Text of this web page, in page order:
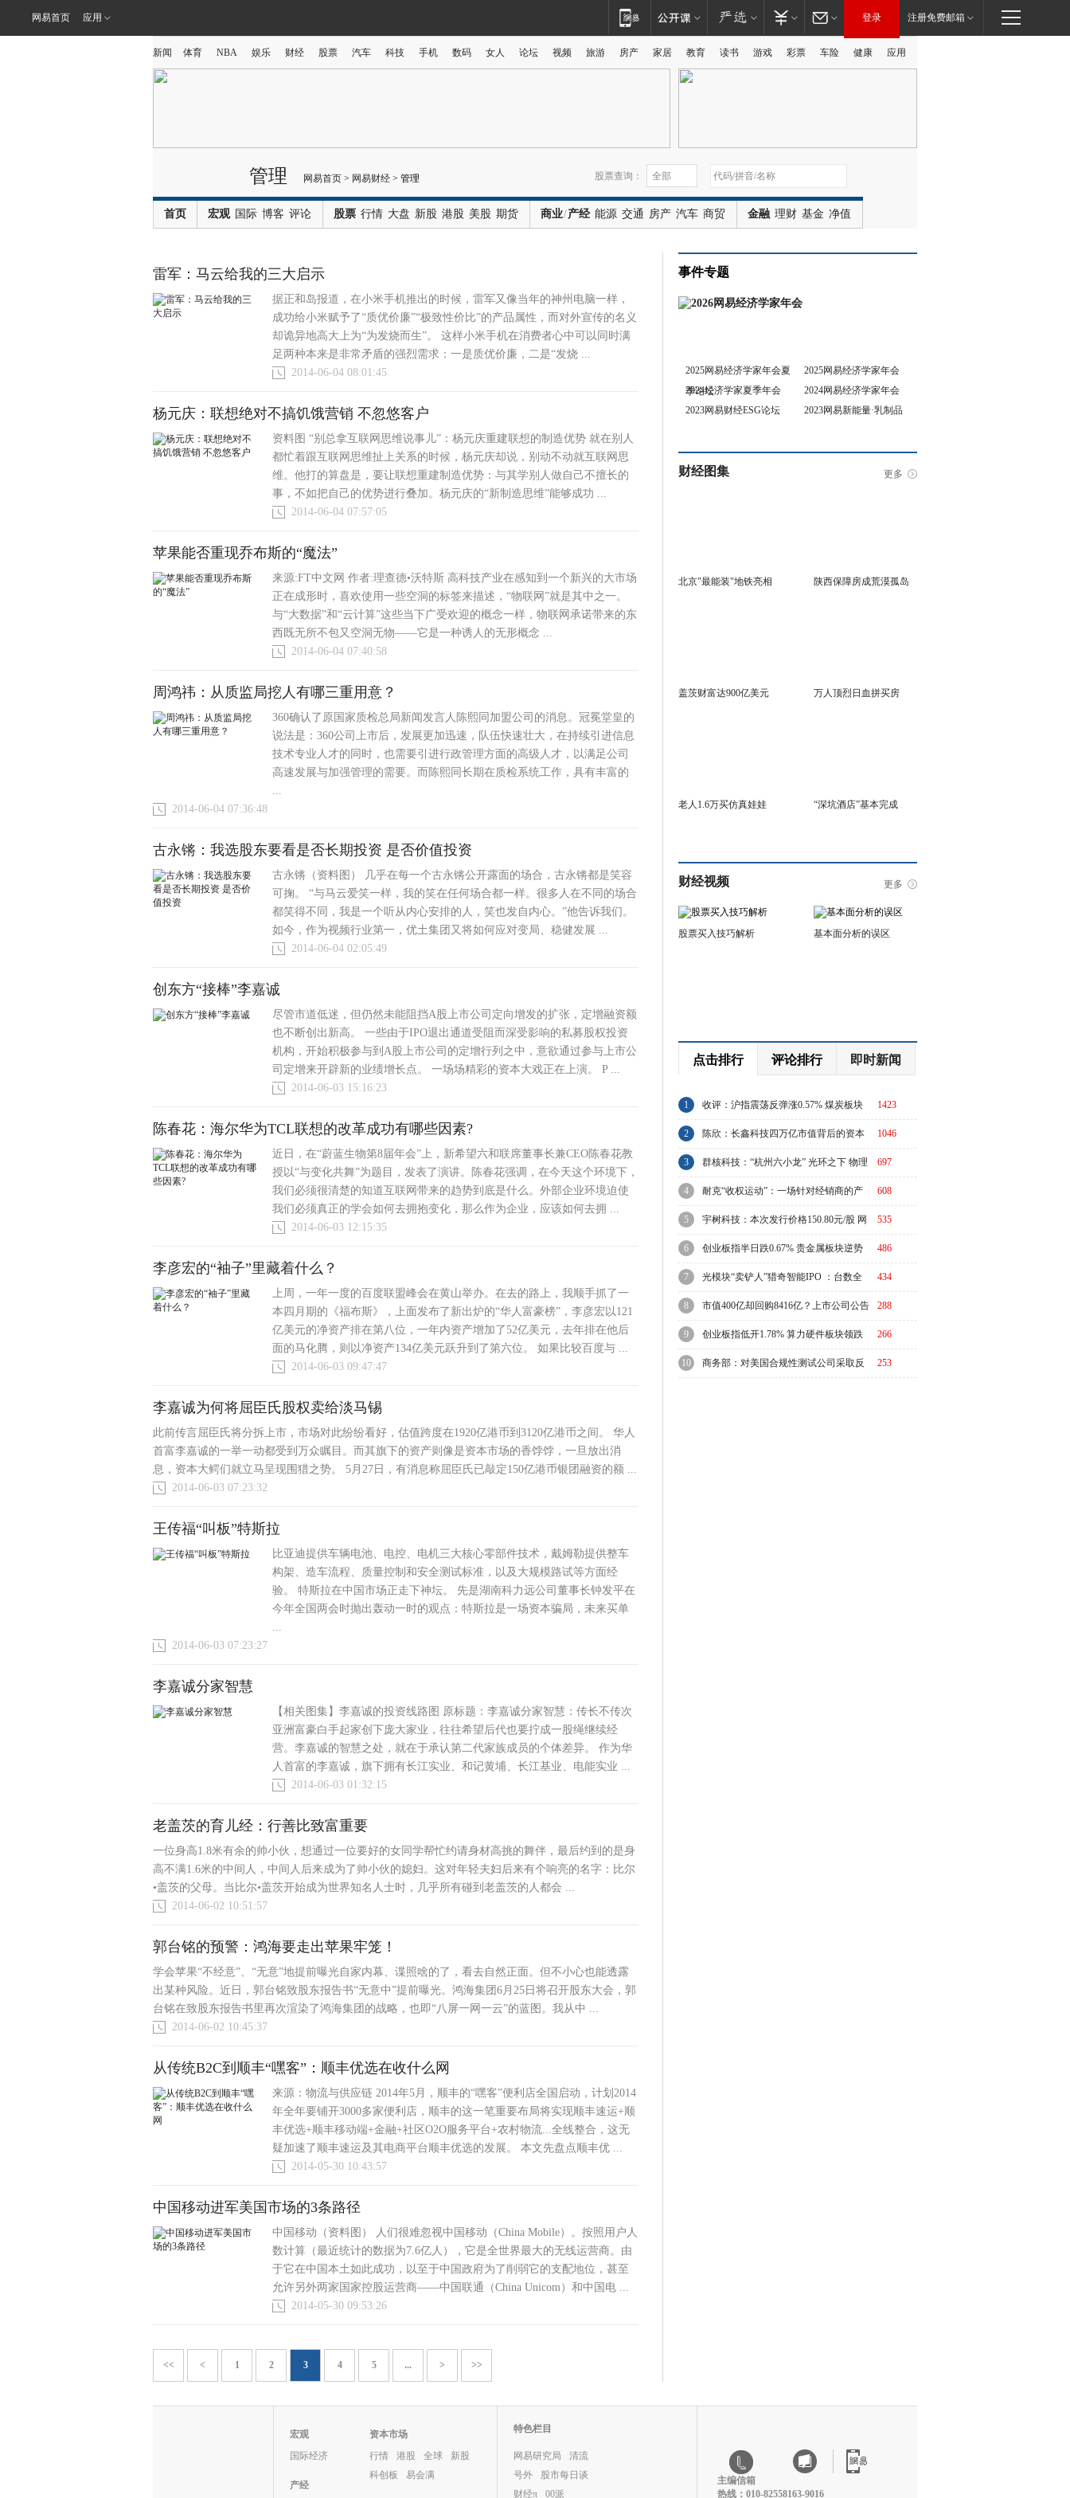
网易首页 应用 登录 注册免费邮箱
新闻 体育 NBA 娱乐 财经 股票 汽车 科技 手机 数码 女人 论坛 视频 旅游 房产 家居 教育 读书 游戏 彩票 车险 健康 应用
管理 网易首页 > 网易财经 > 管理 股票查询：
首页 宏观 国际 博客 评论 股票 行情 大盘 新股 港股 美股 期货 商业/产经 能源 交通 房产 汽车 商贸 金融 理财 基金 净值
雷军：马云给我的三大启示
据正和岛报道，在小米手机推出的时候，雷军又像当年的神州电脑一样，
成功给小米赋予了“质优价廉”“极致性价比”的产品属性，而对外宣传的名义
却诡异地高大上为“为发烧而生”。 这样小米手机在消费者心中可以同时满
足两种本来是非常矛盾的强烈需求：一是质优价廉，二是“发烧 ...
2014-06-04 08:01:45
杨元庆：联想绝对不搞饥饿营销 不忽悠客户
资料图 “别总拿互联网思维说事儿”：杨元庆重建联想的制造优势 就在别人
都忙着跟互联网思维扯上关系的时候，杨元庆却说，别动不动就互联网思
维。他打的算盘是，要让联想重建制造优势：与其学别人做自己不擅长的
事，不如把自己的优势进行叠加。杨元庆的“新制造思维”能够成功 ...
2014-06-04 07:57:05
苹果能否重现乔布斯的“魔法”
来源:FT中文网 作者:理查德•沃特斯 高科技产业在感知到一个新兴的大市场
正在成形时，喜欢使用一些空洞的标签来描述，“物联网”就是其中之一。
与“大数据”和“云计算”这些当下广受欢迎的概念一样，物联网承诺带来的东
西既无所不包又空洞无物——它是一种诱人的无形概念 ...
2014-06-04 07:40:58
周鸿祎：从质监局挖人有哪三重用意？
360确认了原国家质检总局新闻发言人陈熙同加盟公司的消息。冠冕堂皇的
说法是：360公司上市后，发展更加迅速，队伍快速壮大，在持续引进信息
技术专业人才的同时，也需要引进行政管理方面的高级人才，以满足公司
高速发展与加强管理的需要。而陈熙同长期在质检系统工作，具有丰富的
...
2014-06-04 07:36:48
古永锵：我选股东要看是否长期投资 是否价值投资
古永锵（资料图） 几乎在每一个古永锵公开露面的场合，古永锵都是笑容
可掬。 “与马云爱笑一样，我的笑在任何场合都一样。很多人在不同的场合
都笑得不同，我是一个听从内心安排的人，笑也发自内心。”他告诉我们。
如今，作为视频行业第一，优土集团又将如何应对变局、稳健发展 ...
2014-06-04 02:05:49
创东方“接棒”李嘉诚
尽管市道低迷，但仍然未能阻挡A股上市公司定向增发的扩张，定增融资额
也不断创出新高。 一些由于IPO退出通道受阻而深受影响的私募股权投资
机构，开始积极参与到A股上市公司的定增行列之中，意欲通过参与上市公
司定增来开辟新的业绩增长点。 一场场精彩的资本大戏正在上演。 P ...
2014-06-03 15:16:23
陈春花：海尔华为TCL联想的改革成功有哪些因素?
近日，在“蔚蓝生物第8届年会”上，新希望六和联席董事长兼CEO陈春花教
授以“与变化共舞”为题目，发表了演讲。陈春花强调，在今天这个环境下，
我们必须很清楚的知道互联网带来的趋势到底是什么。外部企业环境迫使
我们必须真正的学会如何去拥抱变化，那么作为企业，应该如何去拥 ...
2014-06-03 12:15:35
李彦宏的“袖子”里藏着什么？
上周，一年一度的百度联盟峰会在黄山举办。在去的路上，我顺手抓了一
本四月期的《福布斯》，上面发布了新出炉的“华人富豪榜”，李彦宏以121
亿美元的净资产排在第八位，一年内资产增加了52亿美元，去年排在他后
面的马化腾，则以净资产134亿美元跃升到了第六位。 如果比较百度与 ...
2014-06-03 09:47:47
李嘉诚为何将屈臣氏股权卖给淡马锡
此前传言屈臣氏将分拆上市，市场对此纷纷看好，估值跨度在1920亿港币到3120亿港币之间。 华人
首富李嘉诚的一举一动都受到万众瞩目。而其旗下的资产则像是资本市场的香饽饽，一旦放出消
息，资本大鳄们就立马呈现围猎之势。 5月27日，有消息称屈臣氏已敲定150亿港币银团融资的额 ...
2014-06-03 07:23:32
王传福“叫板”特斯拉
比亚迪提供车辆电池、电控、电机三大核心零部件技术，戴姆勒提供整车
构架、造车流程、质量控制和安全测试标准，以及大规模路试等方面经
验。 特斯拉在中国市场正走下神坛。 先是湖南科力远公司董事长钟发平在
今年全国两会时抛出轰动一时的观点：特斯拉是一场资本骗局，未来买单
...
2014-06-03 07:23:27
李嘉诚分家智慧
【相关图集】李嘉诚的投资线路图 原标题：李嘉诚分家智慧：传长不传次
亚洲富豪白手起家创下庞大家业，往往希望后代也要拧成一股绳继续经
营。李嘉诚的智慧之处，就在于承认第二代家族成员的个体差异。 作为华
人首富的李嘉诚，旗下拥有长江实业、和记黄埔、长江基业、电能实业 ...
2014-06-03 01:32:15
老盖茨的育儿经：行善比致富重要
一位身高1.8米有余的帅小伙，想通过一位要好的女同学帮忙约请身材高挑的舞伴，最后约到的是身
高不满1.6米的中间人，中间人后来成为了帅小伙的媳妇。这对年轻夫妇后来有个响亮的名字：比尔
•盖茨的父母。当比尔•盖茨开始成为世界知名人士时，几乎所有碰到老盖茨的人都会 ...
2014-06-02 10:51:57
郭台铭的预警：鸿海要走出苹果牢笼！
学会苹果“不经意”、“无意”地提前曝光自家内幕、谍照啥的了，看去自然正面。但不小心也能透露
出某种风险。近日，郭台铭致股东报告书“无意中”提前曝光。鸿海集团6月25日将召开股东大会，郭
台铭在致股东报告书里再次渲染了鸿海集团的战略，也即“八屏一网一云”的蓝图。我从中 ...
2014-06-02 10:45:37
从传统B2C到顺丰“嘿客”：顺丰优选在收什么网
来源：物流与供应链 2014年5月，顺丰的“嘿客”便利店全国启动，计划2014
年全年要铺开3000多家便利店，顺丰的这一笔重要布局将实现顺丰速运+顺
丰优选+顺丰移动端+金融+社区O2O服务平台+农村物流...全线整合，这无
疑加速了顺丰速运及其电商平台顺丰优选的发展。 本文先盘点顺丰优 ...
2014-05-30 10:43:57
中国移动进军美国市场的3条路径
中国移动（资料图） 人们很难忽视中国移动（China Mobile）。按照用户人
数计算（最近统计的数据为7.6亿人），它是全世界最大的无线运营商。由
于它在中国本土如此成功，以至于中国政府为了削弱它的支配地位，甚至
允许另外两家国家控股运营商——中国联通（China Unicom）和中国电 ...
2014-05-30 09:53:26
<< < 1 2 3 4 5 ... > >>
事件专题
2025网易经济学家年会夏
季论坛
2025网易经济学家年会
2024经济学家夏季年会
2024网易经济学家年会
2023网易财经ESG论坛
2023网易新能量·乳制品
财经图集 更多
北京"最能装"地铁亮相 陕西保障房成荒漠孤岛
盖茨财富达900亿美元 万人顶烈日血拼买房
老人1.6万买仿真娃娃 “深坑酒店”基本完成
财经视频 更多
股票买入技巧解析 基本面分析的误区
点击排行 评论排行 即时新闻
1423
1 收评：沪指震荡反弹涨0.57% 煤炭板块
集体走强 1046
2 陈欣：长鑫科技四万亿市值背后的资本
与周期 697
3 群核科技：“杭州六小龙” 光环之下 物理
AI故事有水分吗？ 608
4 耐克“收权运动”：一场针对经销商的产
业链价值重估 535
5 宇树科技：本次发行价格150.80元/股 网
上申购日为8月10日 486
6 创业板指半日跌0.67% 贵金属板块逆势
走强 434
7 光模块“卖铲人”猎奇智能IPO ：台数全
球第一，却在中际旭创的账上越陷越深 288
8 市值400亿却回购8416亿？上市公司公告
上演"万倍乌龙" 266
9 创业板指低开1.78% 算力硬件板块领跌
253
10 商务部：对美国合规性测试公司采取反
宏观
国际经济
产经
资本市场
行情
港股 全球
新股
科创板
易会满
特色栏目
网易研究局
清流
号外
股市每日谈
财经π
00派
主编信箱
热线：010-82558163-9016